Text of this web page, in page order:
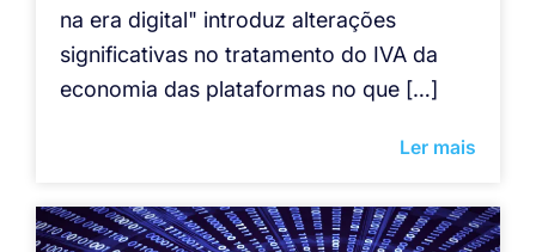
na era digital" introduz alterações
significativas no tratamento do IVA da
economia das plataformas no que […]
Ler mais